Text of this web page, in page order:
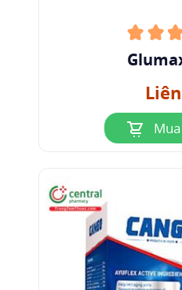
sẽ liên kết với các
transcobalamin, chính
1.2.2 Phân bố
Fursultiamine có nồng
Pyridoxine HCL dự trữ
cơ, não. Tổng lượng dự
16-27 mg và hoạt chất
protein huyết tương;